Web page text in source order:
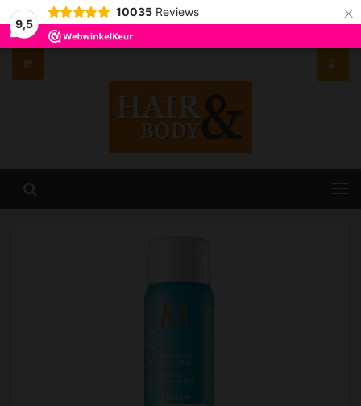
9,5
10035 Reviews ×